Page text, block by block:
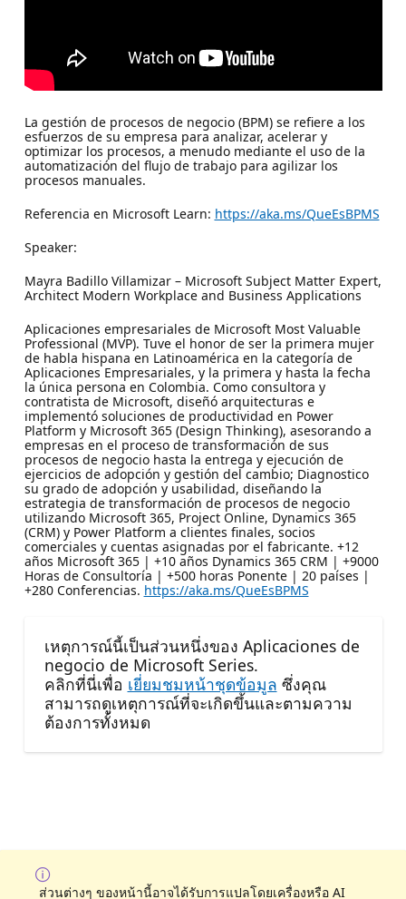
La gestión de procesos de negocio (BPM) se refiere a los
esfuerzos de su empresa para analizar, acelerar y
optimizar los procesos, a menudo mediante el uso de la
automatización del flujo de trabajo para agilizar los
procesos manuales.
Referencia en Microsoft Learn: https://aka.ms/QueEsBPMS
Speaker:
Mayra Badillo Villamizar – Microsoft Subject Matter Expert,
Architect Modern Workplace and Business Applications
Aplicaciones empresariales de Microsoft Most Valuable
Professional (MVP). Tuve el honor de ser la primera mujer
de habla hispana en Latinoamérica en la categoría de
Aplicaciones Empresariales, y la primera y hasta la fecha
la única persona en Colombia. Como consultora y
contratista de Microsoft, diseñó arquitecturas e
implementó soluciones de productividad en Power
Platform y Microsoft 365 (Design Thinking), asesorando a
empresas en el proceso de transformación de sus
procesos de negocio hasta la entrega y ejecución de
ejercicios de adopción y gestión del cambio; Diagnostico
su grado de adopción y usabilidad, diseñando la
estrategia de transformación de procesos de negocio
utilizando Microsoft 365, Project Online, Dynamics 365
(CRM) y Power Platform a clientes finales, socios
comerciales y cuentas asignadas por el fabricante. +12
años Microsoft 365 | +10 años Dynamics 365 CRM | +9000
Horas de Consultoría | +500 horas Ponente | 20 países |
+280 Conferencias. https://aka.ms/QueEsBPMS
เหตุการณ์นี้เป็นส่วนหนึ่งของ Aplicaciones de
negocio de Microsoft Series.
คลิกที่นี่เพื่อ เยี่ยมชมหน้าชุดข้อมูล ซึ่งคุณ
สามารถดูเหตุการณ์ที่จะเกิดขึ้นและตามความ
ต้องการทั้งหมด
ส่วนต่างๆ ของหน้านี้อาจได้รับการแปลโดยเครื่องหรือ AI